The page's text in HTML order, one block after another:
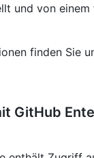
und von einem
finden Sie
GitHub